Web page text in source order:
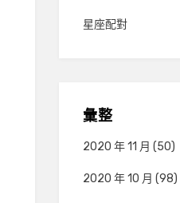
星座配對
彙整
2020 年 11 月 (50)
2020 年 10 月 (98)